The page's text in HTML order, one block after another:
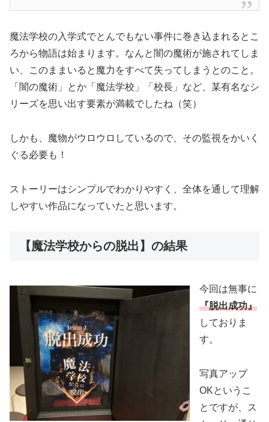
魔法学校の入学式でとんでもない事件に巻き込まれるとこ
ろから物語は始まります。なんと闇の魔術が施されてしま
い、このままいると魔力をすべて失ってしまうとのこと。
「闇の魔術」とか「魔法学校」「校長」など、某有名なシ
リーズを思い出す要素が満載でしたね（笑）
しかも、魔物がウロウロしているので、その監視をかいく
ぐる必要も！
ストーリーはシンプルでわかりやすく、全体を通して理解
しやすい作品になっていたと思います。
【魔法学校からの脱出】の結果
今回は無事に
『脱出成功』
しておりま
す。
写真アップ
OKというこ
とですが、ス